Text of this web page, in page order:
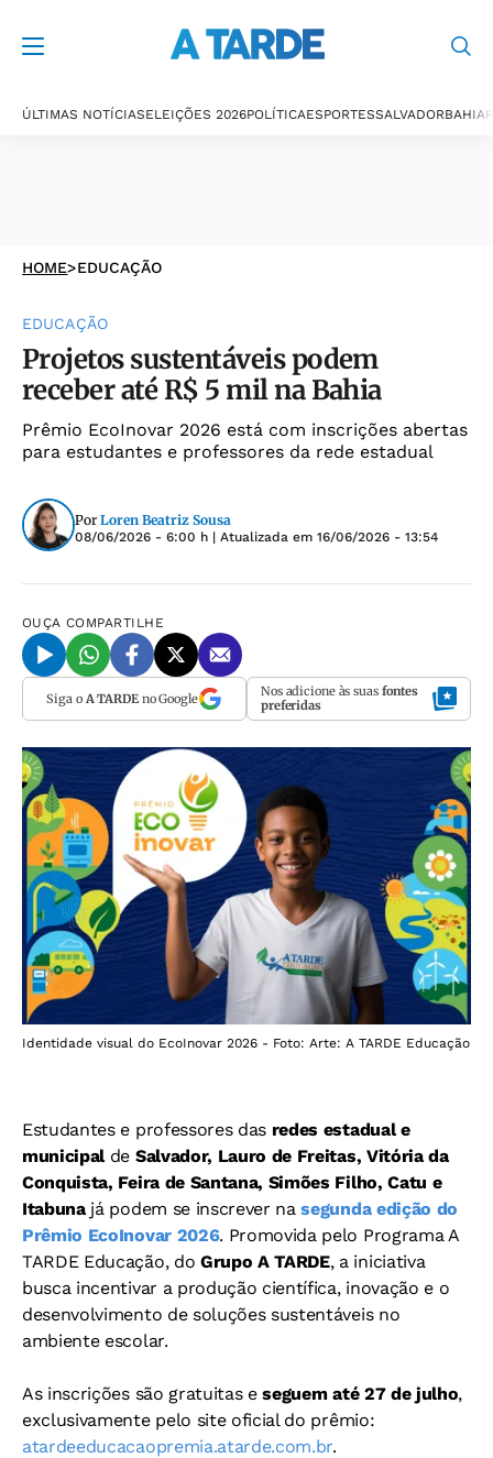
ÚLTIMAS NOTÍCIASELEIÇÕES 2026POLÍTICAESPORTESSALVADORBAHIA
HOME>EDUCAÇÃO
EDUCAÇÃO
Projetos sustentáveis podem
receber até R$ 5 mil na Bahia
Prêmio EcoInovar 2026 está com inscrições abertas
para estudantes e professores da rede estadual
Por Loren Beatriz Sousa
08/06/2026 - 6:00 h | Atualizada em 16/06/2026 - 13:54
OUÇA COMPARTILHE
Siga o A TARDEno Google Nos adicione às suas fontes
preferidas
Identidade visual do EcoInovar 2026 - Foto: Arte: A TARDE Educação
Estudantes e professores das redes estadual e
municipal de Salvador, Lauro de Freitas, Vitória da
Conquista, Feira de Santana, Simões Filho, Catu e
Itabunajá podem se inscrever nasegunda edição do
Prêmio EcoInovar 2026. Promovida pelo Programa A
TARDE Educação, do Grupo A TARDE, a iniciativa
busca incentivar a produção científica, inovação e o
desenvolvimento de soluções sustentáveis no
ambiente escolar.
As inscrições são gratuitas eseguem até 27 de julho,
exclusivamente pelo site oficial do prêmio:
atardeeducacaopremia.atarde.com.br.